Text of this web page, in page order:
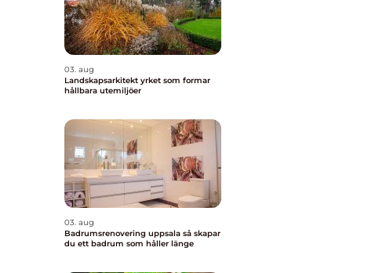
03. aug
Landskapsarkitekt yrket som formar
hållbara utemiljöer
03. aug
Badrumsrenovering uppsala så skapar
du ett badrum som håller länge